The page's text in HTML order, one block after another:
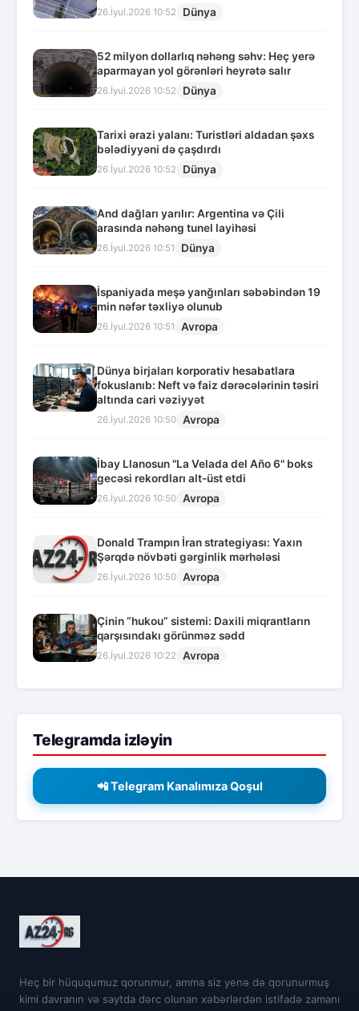
26.İyul.2026 10:52 Dünya
52 milyon dollarlıq nəhəng səhv: Heç yerə
aparmayan yol görənləri heyrətə salır
26.İyul.2026 10:52 Dünya
Tarixi ərazi yalanı: Turistləri aldadan şəxs
bələdiyyəni də çaşdırdı
26.İyul.2026 10:52 Dünya
And dağları yarılır: Argentina və Çili
arasında nəhəng tunel layihəsi
26.İyul.2026 10:51 Dünya
İspaniyada meşə yanğınları səbəbindən 19
min nəfər təxliyə olunub
26.İyul.2026 10:51 Avropa
Dünya birjaları korporativ hesabatlara
fokuslanıb: Neft və faiz dərəcələrinin təsiri
altında cari vəziyyət
26.İyul.2026 10:50 Avropa
İbay Llanosun "La Velada del Año 6" boks
gecəsi rekordları alt-üst etdi
26.İyul.2026 10:50 Avropa
Donald Trampın İran strategiyası: Yaxın
Şərqdə növbəti gərginlik mərhələsi
26.İyul.2026 10:50 Avropa
Çinin “hukou” sistemi: Daxili miqrantların
qarşısındakı görünməz sədd
26.İyul.2026 10:22 Avropa
Telegramda izləyin
📲 Telegram Kanalımıza Qoşul
Heç bir hüququmuz qorunmur, amma siz yenə də qorunurmuş
kimi davranın və saytda dərc olunan xəbərlərdən istifadə zamanı